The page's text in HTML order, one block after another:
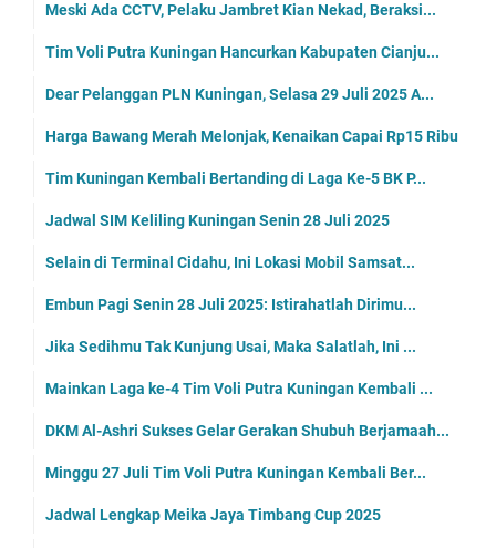
Meski Ada CCTV, Pelaku Jambret Kian Nekad, Beraksi...
Tim Voli Putra Kuningan Hancurkan Kabupaten Cianju...
Dear Pelanggan PLN Kuningan, Selasa 29 Juli 2025 A...
Harga Bawang Merah Melonjak, Kenaikan Capai Rp15 Ribu
Tim Kuningan Kembali Bertanding di Laga Ke-5 BK P...
Jadwal SIM Keliling Kuningan Senin 28 Juli 2025
Selain di Terminal Cidahu, Ini Lokasi Mobil Samsat...
Embun Pagi Senin 28 Juli 2025: Istirahatlah Dirimu...
Jika Sedihmu Tak Kunjung Usai, Maka Salatlah, Ini ...
Mainkan Laga ke-4 Tim Voli Putra Kuningan Kembali ...
DKM Al-Ashri Sukses Gelar Gerakan Shubuh Berjamaah...
Minggu 27 Juli Tim Voli Putra Kuningan Kembali Ber...
Jadwal Lengkap Meika Jaya Timbang Cup 2025